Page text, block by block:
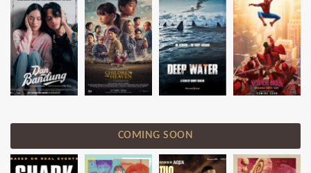
COMING SOON